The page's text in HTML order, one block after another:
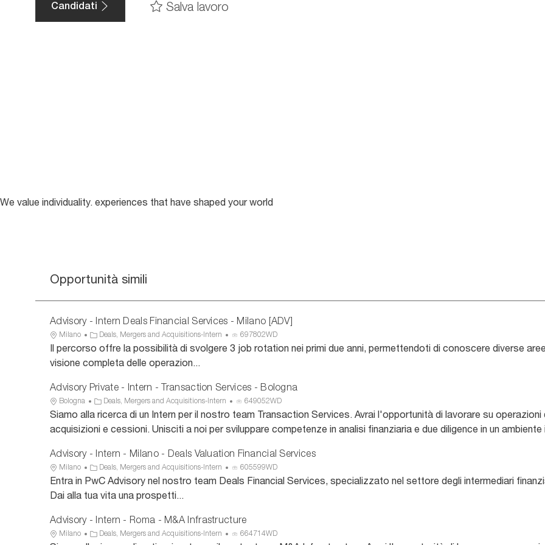
Candidati Salva lavoro
We value individuality. experiences that have shaped your world
Opportunità simili
Advisory - Intern Deals Financial Services - Milano [ADV]
U
b
a
o
n
Milano
C
a
g
i
a
Deals, Mergers and Acquisitions-Intern
D
c
i
697802WD
Il percorso offre la possibilità di svolgere 3 job rotation nei primi due anni, permettendoti di conoscere diverse
visione completa delle operazion...
Advisory Private - Intern - Transaction Services - Bologna
U
b
a
o
n
Bologna
C
a
g
r
i
a
Deals, Mergers and Acquisitions-Intern
D
a
n
c
649052WD
Siamo alla ricerca di un Intern per il nostro team Transaction Services. Avrai l'opportunità di lavorare su
acquisizioni e cessioni. Unisciti a noi per sviluppare competenze in analisi finanziaria e due diligence in un
Advisory - Intern - Milano - Deals Valuation Financial Services
U
b
i
a
Milano
C
a
r
Deals, Mergers and Acquisitions-Intern
D
n
605599WD
Entra in PwC Advisory nel nostro team Deals Financial Services, specializzato nel settore degli intermediari
Dai alla tua vita una prospetti...
Advisory - Intern - Roma - M&A Infrastructure
U Milano
C Deals, Mergers and Acquisitions-Intern 664714WD